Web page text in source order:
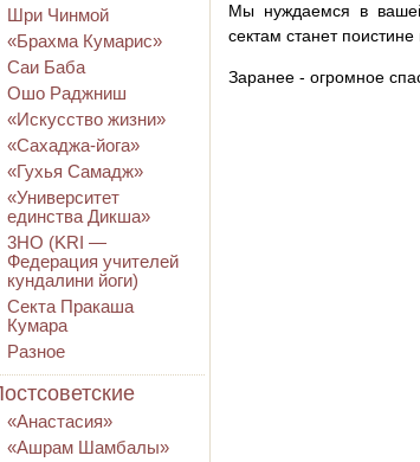
Шри Чинмой
«Брахма Кумарис»
Саи Баба
Ошо Раджниш
«Искусство жизни»
«Сахаджа-йога»
«Гухья Самадж»
«Университет
единства Дикша»
3HO (KRI ―
Федерация учителей
кундалини йоги)
Секта Пракаша
Кумара
Разное
«Анастасия»
«Ашрам Шамбалы»
Мы нуждаемся в
сектам станет
Заранее - огромное